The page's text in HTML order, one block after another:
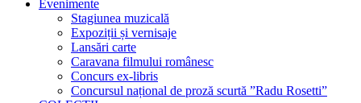
Evenimente
Stagiunea muzicală
Expoziții și vernisaje
Lansări carte
Caravana filmului românesc
Concurs ex-libris
Concursul național de proză scurtă ”Radu Rosetti”